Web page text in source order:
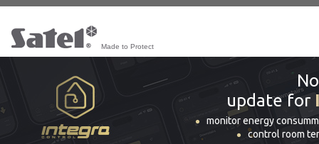
Made to Protect
update for
monitor energy
control room